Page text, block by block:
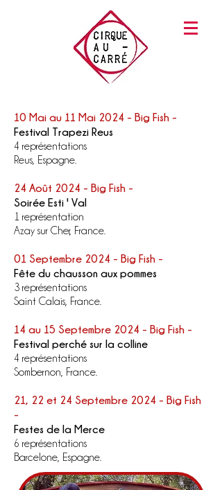
10 Mai au 11 Mai 2024 - Big Fish -
Festival Trapezi Reus
4 représentations
Reus, Espagne.
24 Août 2024 - Big Fish -
Soirée Esti ' Val
1 représentation
Azay sur Cher, France.
01 Septembre 2024 - Big Fish -
Fête du chausson aux pommes
3 représentations
Saint Calais, France.
14 au 15 Septembre 2024 - Big Fish -
Festival perché sur la colline
4 représentations
Sombernon, France.
21, 22 et 24 Septembre 2024 - Big Fish
-
Festes de la Merce
6 représentations
Barcelone , Espagne.